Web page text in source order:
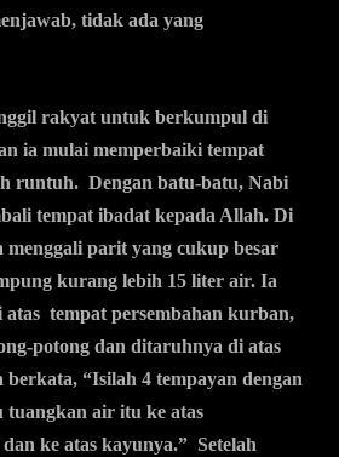
tidak ada yang
rakyat untuk berkumpul di
ia mulai memperbaiki tempat
runtuh. Dengan batu-batu, Nabi
tempat ibadat kepada Allah. Di
menggali parit yang cukup besar
kurang lebih 15 liter air. Ia
atas tempat persembahan kurban,
potong dan ditaruhnya di atas
“Isilah 4 tempayan dengan
tuangkan air itu ke atas
ke atas kayunya.” Setelah